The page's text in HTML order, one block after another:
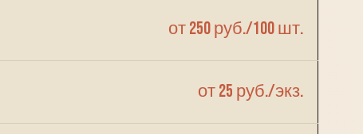
от 250 руб./100 шт.
от 25 руб./экз.